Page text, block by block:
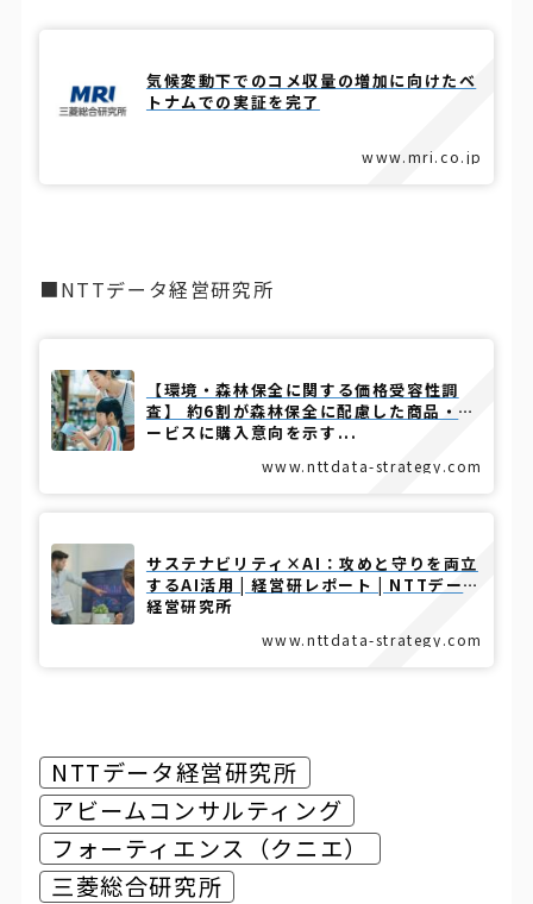
www.mri.co.jp
気候変動下でのコメ収量の増加に向けたベ
トナムでの実証を完了
■NTTデータ経営研究所
www.nttdata-strategy.com
【環境・森林保全に関する価格受容性調
査】 約6割が森林保全に配慮した商品・サ
ービスに購入意向を示す...
www.nttdata-strategy.com
サステナビリティ×AI：攻めと守りを両立
するAI活用 | 経営研レポート | NTTデータ
経営研究所
NTTデータ経営研究所
アビームコンサルティング
フォーティエンス（クニエ）
三菱総合研究所